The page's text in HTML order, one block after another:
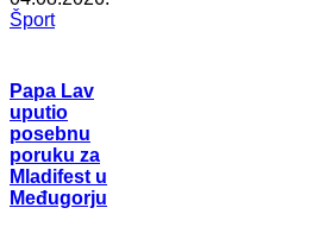
Šport
Papa Lav
uputio
posebnu
poruku za
Mladifest u
Međugorju